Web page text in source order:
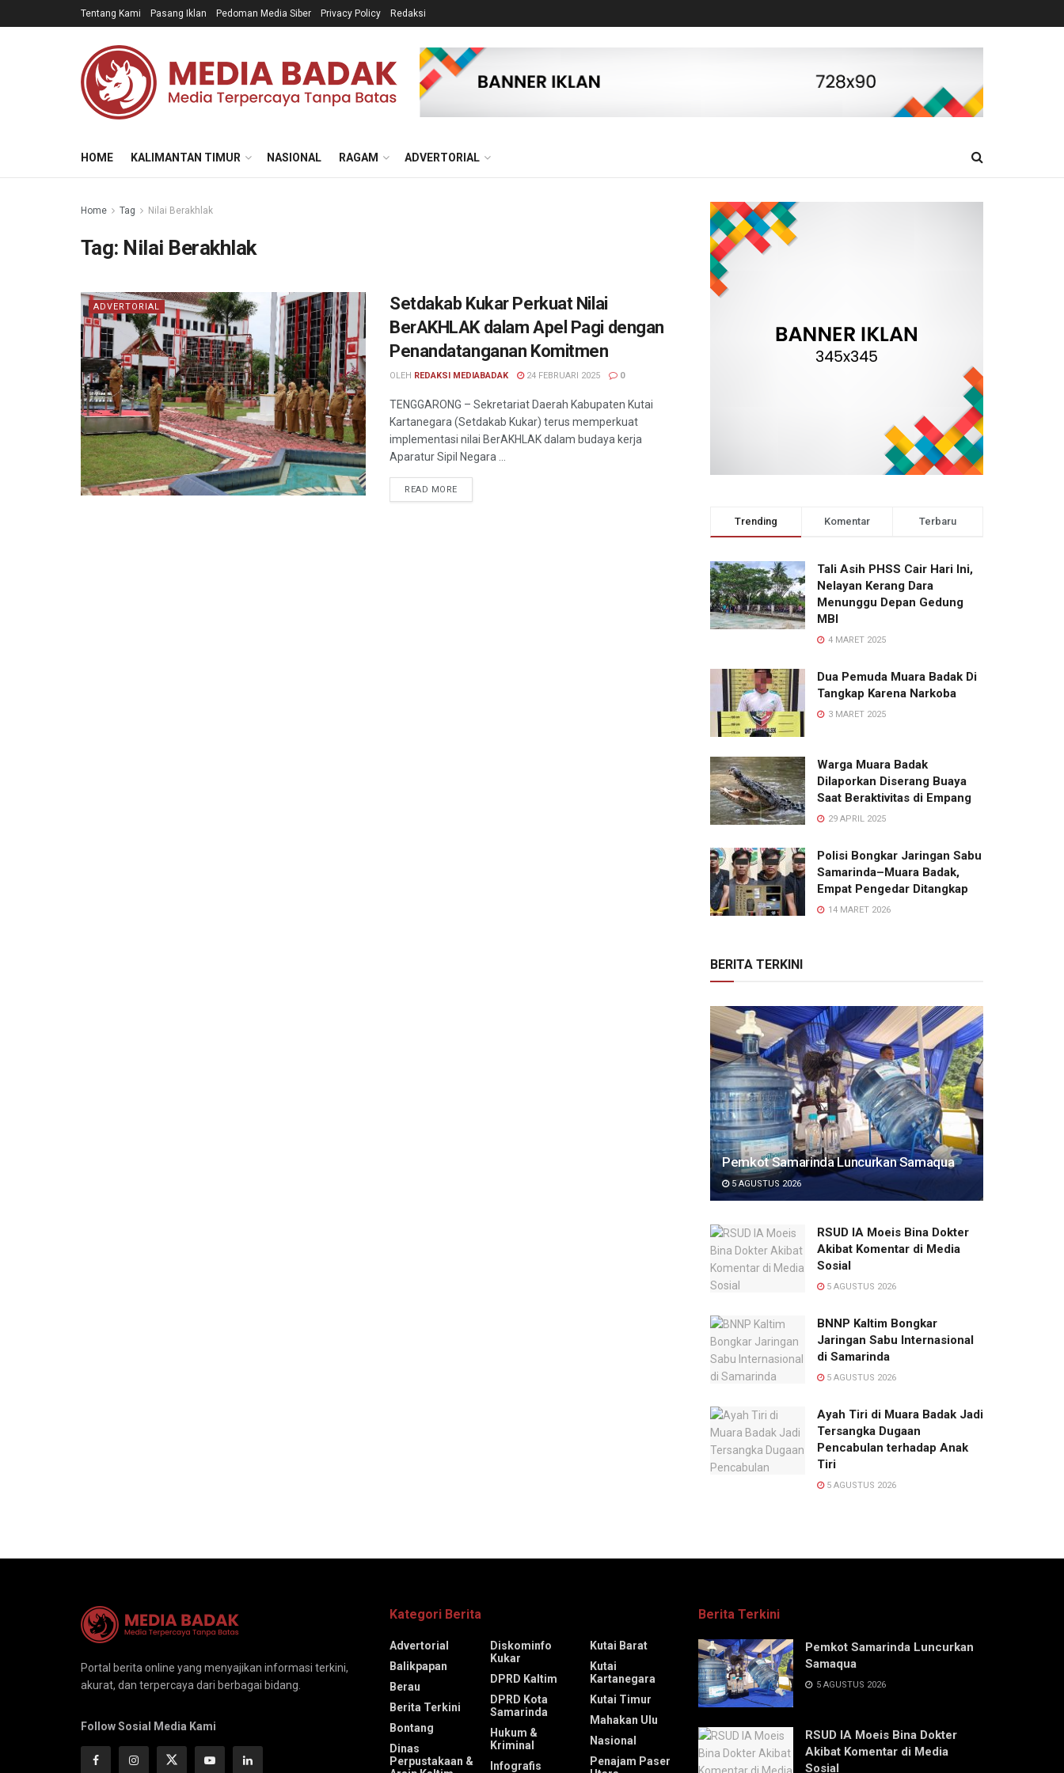
Tentang Kami Pasang Iklan Pedoman Media Siber Privacy Policy Redaksi
HOME KALIMANTAN TIMUR NASIONAL RAGAM ADVERTORIAL
Home Tag Nilai Berakhlak
Tag: Nilai Berakhlak
ADVERTORIAL
Setdakab Kukar Perkuat Nilai
BerAKHLAK dalam Apel Pagi dengan
Penandatanganan Komitmen
OLEH REDAKSI MEDIABADAK 24 FEBRUARI 2025 0
TENGGARONG – Sekretariat Daerah Kabupaten Kutai
Kartanegara (Setdakab Kukar) terus memperkuat
implementasi nilai BerAKHLAK dalam budaya kerja
Aparatur Sipil Negara ...
READ MORE
Trending Komentar Terbaru
Tali Asih PHSS Cair Hari Ini,
Nelayan Kerang Dara
Menunggu Depan Gedung
MBI
4 MARET 2025
Dua Pemuda Muara Badak Di
Tangkap Karena Narkoba
3 MARET 2025
Warga Muara Badak
Dilaporkan Diserang Buaya
Saat Beraktivitas di Empang
29 APRIL 2025
Polisi Bongkar Jaringan Sabu
Samarinda–Muara Badak,
Empat Pengedar Ditangkap
14 MARET 2026
BERITA TERKINI
Pemkot Samarinda Luncurkan Samaqua
5 AGUSTUS 2026
RSUD IA Moeis Bina Dokter
Akibat Komentar di Media
Sosial
5 AGUSTUS 2026
BNNP Kaltim Bongkar
Jaringan Sabu Internasional
di Samarinda
5 AGUSTUS 2026
Ayah Tiri di Muara Badak Jadi
Tersangka Dugaan
Pencabulan terhadap Anak
Tiri
5 AGUSTUS 2026
Portal berita online yang menyajikan informasi terkini,
akurat, dan terpercaya dari berbagai bidang.
Follow Sosial Media Kami
Kategori Berita
Advertorial
Balikpapan
Berau
Berita Terkini
Bontang
Dinas
Perpustakaan &
Diskominfo
Kukar
DPRD Kaltim
DPRD Kota
Samarinda
Hukum &
Kriminal
Infografis
Kutai Barat
Kutai
Kartanegara
Kutai Timur
Mahakan Ulu
Nasional
Penajam Paser
Berita Terkini
Pemkot Samarinda Luncurkan
Samaqua
5 AGUSTUS 2026
RSUD IA Moeis Bina Dokter
Akibat Komentar di Media
Sosial